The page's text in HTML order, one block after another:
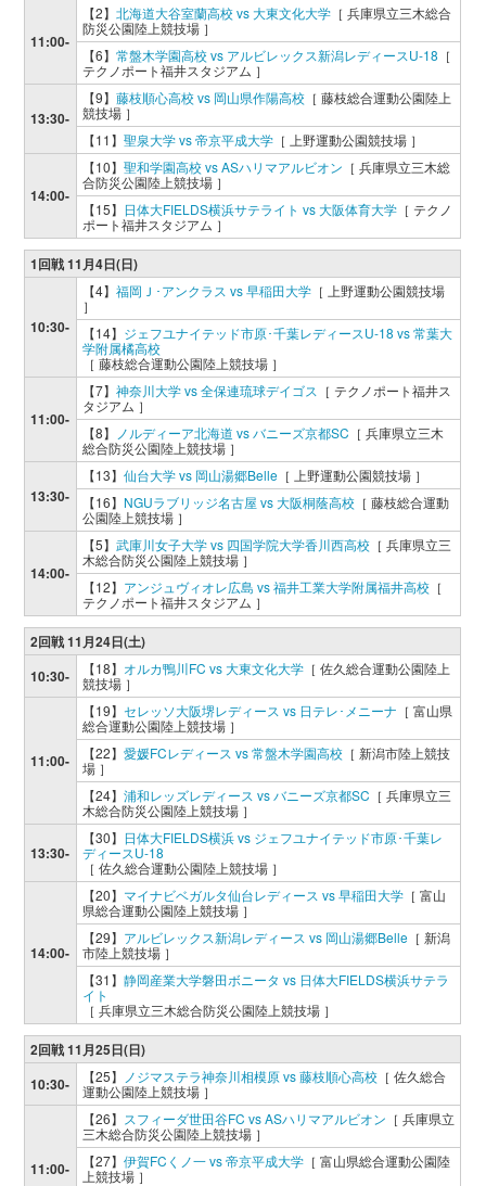
11:00-
【2】北海道大谷室蘭高校 vs 大東文化大学 ［ 兵庫県立三木総合
防災公園陸上競技場 ］
【6】常盤木学園高校 vs アルビレックス新潟レディースU-18 ［
テクノポート福井スタジアム ］
13:30-
【9】藤枝順心高校 vs 岡山県作陽高校 ［ 藤枝総合運動公園陸上
競技場 ］
【11】聖泉大学 vs 帝京平成大学 ［ 上野運動公園競技場 ］
14:00-
【10】聖和学園高校 vs ASハリマアルビオン ［ 兵庫県立三木総
合防災公園陸上競技場 ］
【15】 日体大FIELDS横浜サテライト vs 大阪体育大学 ［ テクノ
ポート福井スタジアム ］
1回戦 11月4日(日)
10:30-
【4】福岡Ｊ･アンクラス vs 早稲田大学 ［ 上野運動公園競技場
］
【14】 ジェフユナイテッド市原･千葉レディースU-18 vs 常葉大
学附属橘高校
［ 藤枝総合運動公園陸上競技場 ］
11:00-
【7】神奈川大学 vs 全保連琉球デイゴス ［ テクノポート福井ス
タジアム ］
【8】
ノルディーア北海道 vs バニーズ京都SC ［ 兵庫県立三木
総合防災公園陸上競技場 ］
13:30-
【13】仙台大学 vs 岡山湯郷Belle ［ 上野運動公園競技場 ］
【16】 NGUラブリッジ名古屋 vs 大阪桐蔭高校 ［ 藤枝総合運動
公園陸上競技場 ］
14:00-
【5】武庫川女子大学 vs 四国学院大学香川西高校 ［ 兵庫県立三
木総合防災公園陸上競技場 ］
【12】 アンジュヴィオレ広島 vs 福井工業大学附属福井高校 ［
テクノポート福井スタジアム ］
2回戦 11月24日(土)
10:30-
【18】 オルカ鴨川FC vs 大東文化大学 ［ 佐久総合運動公園陸上
競技場 ］
11:00-
【19】セレッソ大阪堺レディース vs 日テレ･メニーナ ［ 富山県
総合運動公園陸上競技場 ］
【22】愛媛FCレディース vs 常盤木学園高校 ［ 新潟市陸上競技
場 ］
【24】浦和レッズレディース vs バニーズ京都SC ［ 兵庫県立三
木総合防災公園陸上競技場 ］
13:30-
【30】 日体大FIELDS横浜 vs ジェフユナイテッド市原･千葉レ
ディースU-18
［ 佐久総合運動公園陸上競技場 ］
14:00-
【20】 マイナビベガルタ仙台レディース vs 早稲田大学 ［ 富山
県総合運動公園陸上競技場 ］
【29】 アルビレックス新潟レディース vs 岡山湯郷Belle ［ 新潟
市陸上競技場 ］
【31】静岡産業大学磐田ボニータ vs 日体大FIELDS横浜サテラ
イト
［ 兵庫県立三木総合防災公園陸上競技場 ］
2回戦 11月25日(日)
10:30-
【25】 ノジマステラ神奈川相模原 vs 藤枝順心高校 ［ 佐久総合
運動公園陸上競技場 ］
11:00-
【26】 スフィーダ世田谷FC vs ASハリマアルビオン ［ 兵庫県立
三木総合防災公園陸上競技場 ］
【27】伊賀FCくノ一 vs 帝京平成大学 ［ 富山県総合運動公園陸
上競技場 ］